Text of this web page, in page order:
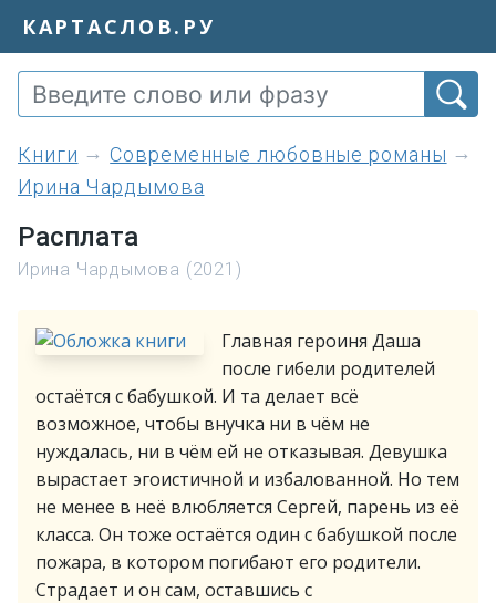
КАРТАСЛОВ.РУ
книги
Современные любовные романы
Ирина Чардымова
Расплата
Ирина Чардымова (2021)
Главная героиня Даша
после гибели родителей
остаётся с бабушкой. И та делает всё
возможное, чтобы внучка ни в чём не
нуждалась, ни в чём ей не отказывая. Девушка
вырастает эгоистичной и избалованной. Но тем
не менее в неё влюбляется Сергей, парень из её
класса. Он тоже остаётся один с бабушкой после
пожара, в котором погибают его родители.
Страдает и он сам, оставшись с